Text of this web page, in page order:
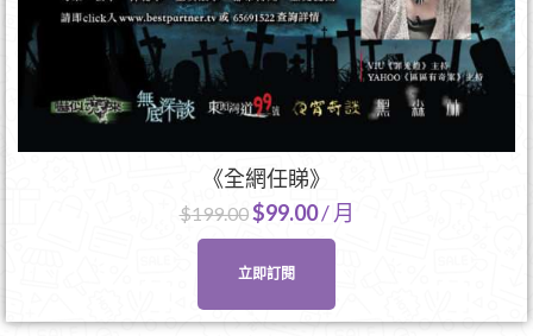
《全網任睇》
$199.00$99.00/ 月
立即訂閱